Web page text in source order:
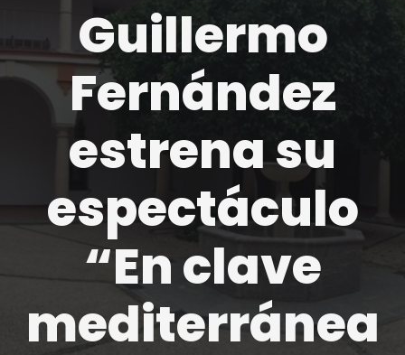
Guillermo
Fernández
estrena su
espectáculo
“En clave
mediterránea